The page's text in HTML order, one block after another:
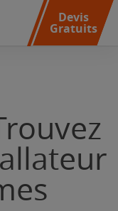
Devis
Gratuits